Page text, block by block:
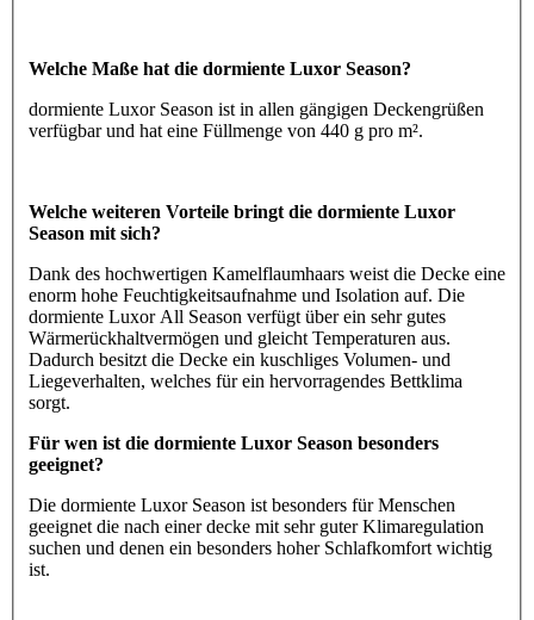
Welche Maße hat die dormiente Luxor Season?
dormiente Luxor Season ist in allen gängigen Deckengrüßen
verfügbar und hat eine Füllmenge von 440 g pro m².
Welche weiteren Vorteile bringt die dormiente Luxor
Season mit sich?
Dank des hochwertigen Kamelflaumhaars weist die Decke eine
enorm hohe Feuchtigkeitsaufnahme und Isolation auf. Die
dormiente Luxor All Season verfügt über ein sehr gutes
Wärmerückhaltvermögen und gleicht Temperaturen aus.
Dadurch besitzt die Decke ein kuschliges Volumen- und
Liegeverhalten, welches für ein hervorragendes Bettklima
sorgt.
Für wen ist die dormiente Luxor Season besonders
geeignet?
Die dormiente Luxor Season ist besonders für Menschen
geeignet die nach einer decke mit sehr guter Klimaregulation
suchen und denen ein besonders hoher Schlafkomfort wichtig
ist.